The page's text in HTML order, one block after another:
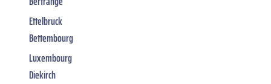
Ettelbruck
Bettembourg
Luxembourg
Diekirch